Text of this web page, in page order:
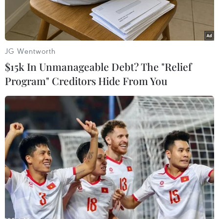
Học sinh Mỹ đeo khẩu trang khi ở trường. (Nguồn: PA)
Trong bối cảnh rất nhiều học sinh đã quay trở
lại trường để học trực tiếp toàn thời gian, một số
bang tại nước này đang có kế hoạch yêu cầu tất
cả học sinh phải đeo khẩu trang.
Ngược lại, tại một số bang khác, các lệnh hành
JG Wentworth
$15k In Unmanageable Debt? The "Relief
Program" Creditors Hide From You